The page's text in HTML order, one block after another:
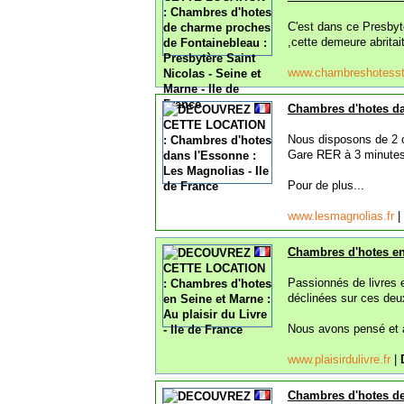
C'est dans ce
,cette demeure
Chambres d'hotes
Nous disposons de 2
Gare RER à 3
Pour de plus...
www.lesmagnolias.fr
Chambres d'hotes
Passionnés de livres
déclinées sur ces
Nous avons pensé
www.plaisirdulivre.fr
Chambres d'hotes